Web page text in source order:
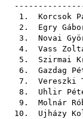
1. Korcsok
2. Egry
3. Novai
4. Vass
5. Szirmai
6. Gazdag
7. Vereszki
8. Uhlir
9. Molnár
10. Ujházy